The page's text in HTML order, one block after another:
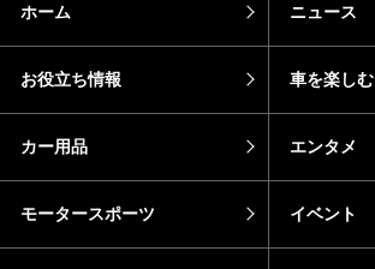
ホーム ニュース
お役立ち情報 車を楽しむ
カー用品 エンタメ
モータースポーツ イベント